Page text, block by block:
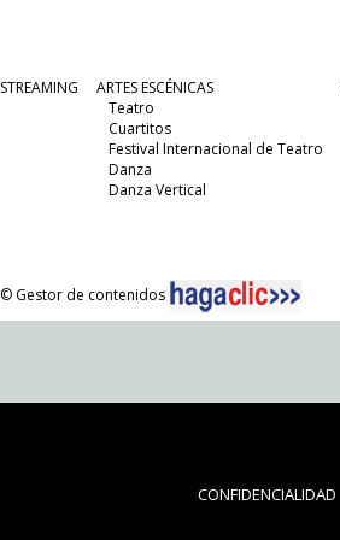
STREAMING
ARTES ESCÉNICAS
Teatro
Cuartitos
Festival Internacional de Teatro
Danza
Danza Vertical
© Gestor de contenidos
CONFIDENCIALIDAD